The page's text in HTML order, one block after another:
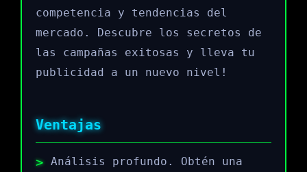
competencia y tendencias del
mercado. Descubre los secretos de
las campañas exitosas y lleva tu
publicidad a un nuevo nivel!
Ventajas
Análisis profundo. Obtén una